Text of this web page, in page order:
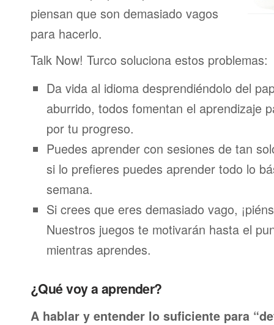
piensan que son demasiado vagos
para hacerlo.
Talk Now! Turco soluciona estos problemas:
Da vida al idioma desprendiéndolo del
aburrido, todos fomentan el aprendizaje
por tu progreso.
Puedes aprender con sesiones de tan
si lo prefieres puedes aprender todo lo
semana.
Si crees que eres demasiado vago,
Nuestros juegos te motivarán hasta el
mientras aprendes.
¿Qué voy a aprender?
A hablar y entender lo suficiente para